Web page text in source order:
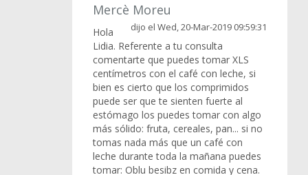
Mercè Moreu
dijo el Wed, 20-Mar-2019 09:59:31
Hola
Lidia. Referente a tu consulta
comentarte que puedes tomar XLS
centímetros con el café con leche, si
bien es cierto que los comprimidos
puede ser que te sienten fuerte al
estómago los puedes tomar con algo
más sólido: fruta, cereales, pan... si no
tomas nada más que un café con
leche durante toda la mañana puedes
tomar: Oblu besibz en comida y cena.